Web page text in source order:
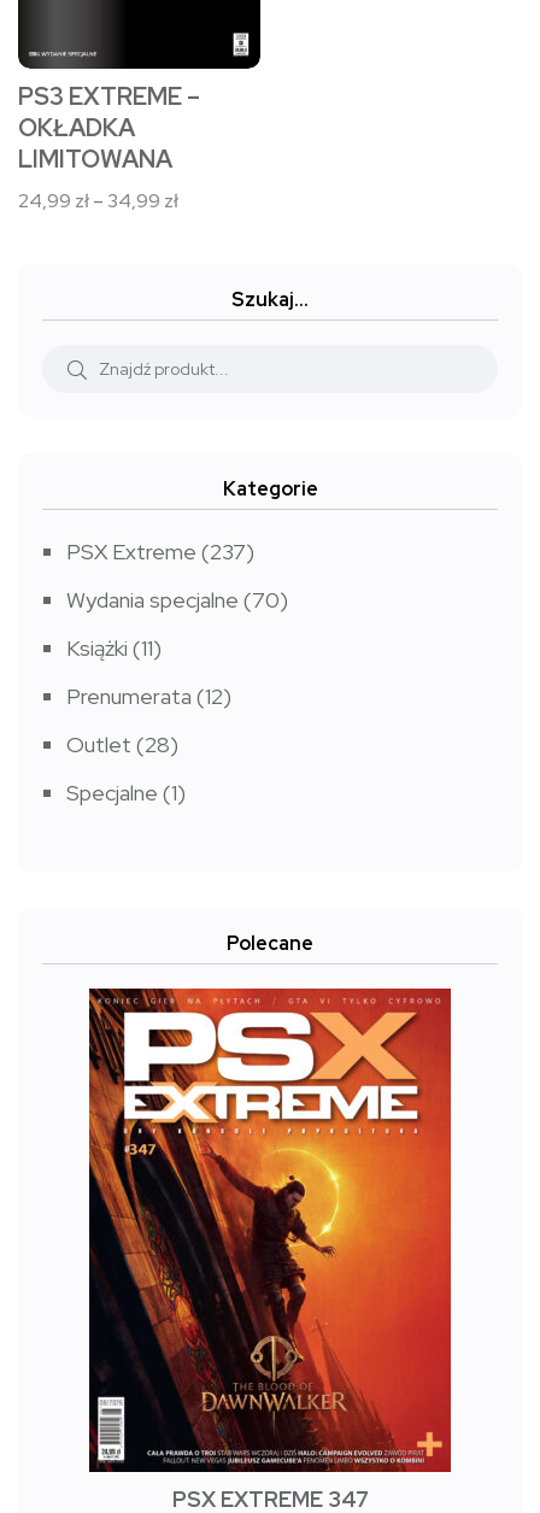
na
stronie
produktu
PS3 EXTREME –
OKŁADKA
LIMITOWANA
24,99 zł– 34,99 złZakres
24,99 zł
do
Szukaj…
Kategorie
PSX Extreme (237)
Wydania specjalne (70)
Książki (11)
Prenumerata (12)
Outlet (28)
Specjalne (1)
Polecane
PSX EXTREME 347